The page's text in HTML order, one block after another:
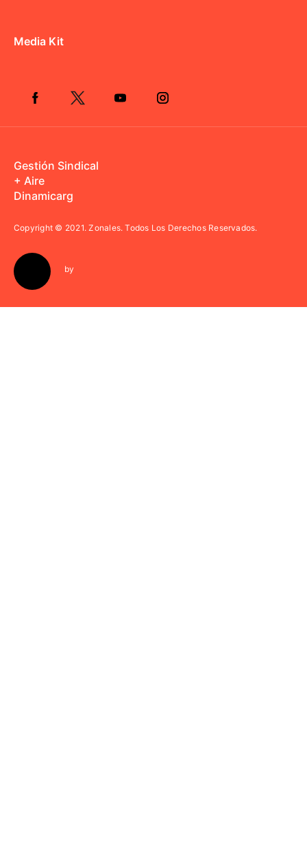
Media Kit
Gestión Sindical
+ Aire
Dinamicarg
Copyright © 2021.Zonales. Todos Los Derechos Reservados.
by